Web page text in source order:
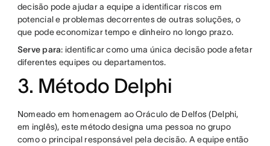
decisão pode ajudar a equipe a identificar riscos em
potencial e problemas decorrentes de outras soluções, o
que pode economizar tempo e dinheiro no longo prazo.
Serve para: identificar como uma única decisão pode afetar
diferentes equipes ou departamentos.
3. Método Delphi
Nomeado em homenagem ao Oráculo de Delfos (Delphi,
em inglês), este método designa uma pessoa no grupo
como o principal responsável pela decisão. A equipe então